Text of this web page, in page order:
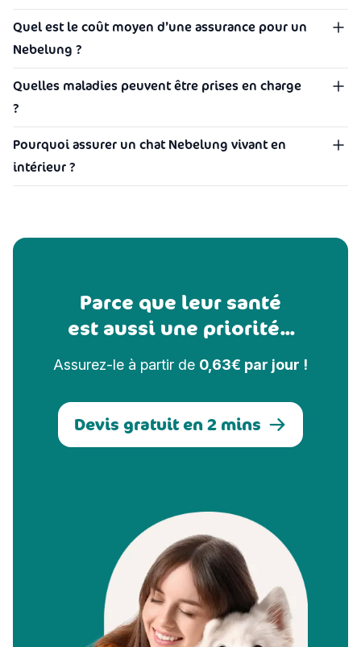
Quel est le coût moyen d’une assurance pour un
Nebelung ?
Quelles maladies peuvent être prises en charge
?
Pourquoi assurer un chat Nebelung vivant en
intérieur ?
Parce que leur santé
est aussi une priorité...
Assurez-le à partir de 0,63€ par jour !
Devis gratuit en 2 mins